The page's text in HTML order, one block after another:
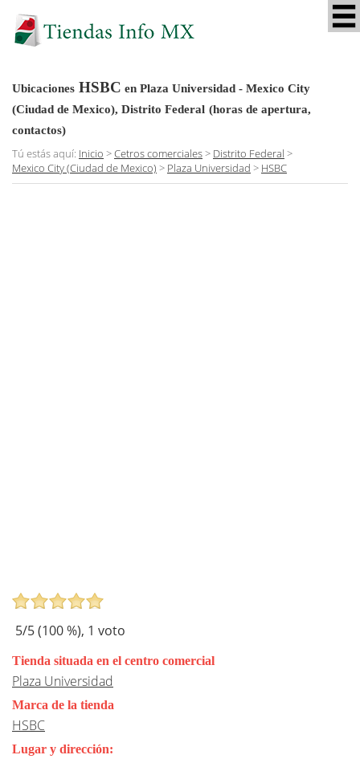
Ubicaciones HSBC en Plaza Universidad - Mexico City
(Ciudad de Mexico), Distrito Federal (horas de apertura,
contactos)
Tú estás aquí: Inicio >Cetros comerciales> Distrito Federal >
Mexico City (Ciudad de Mexico) > Plaza Universidad > HSBC
5/5 (100%), 1 voto
Tienda situada en el centro comercial
Plaza Universidad
Marca de la tienda
HSBC
Lugar y dirección: